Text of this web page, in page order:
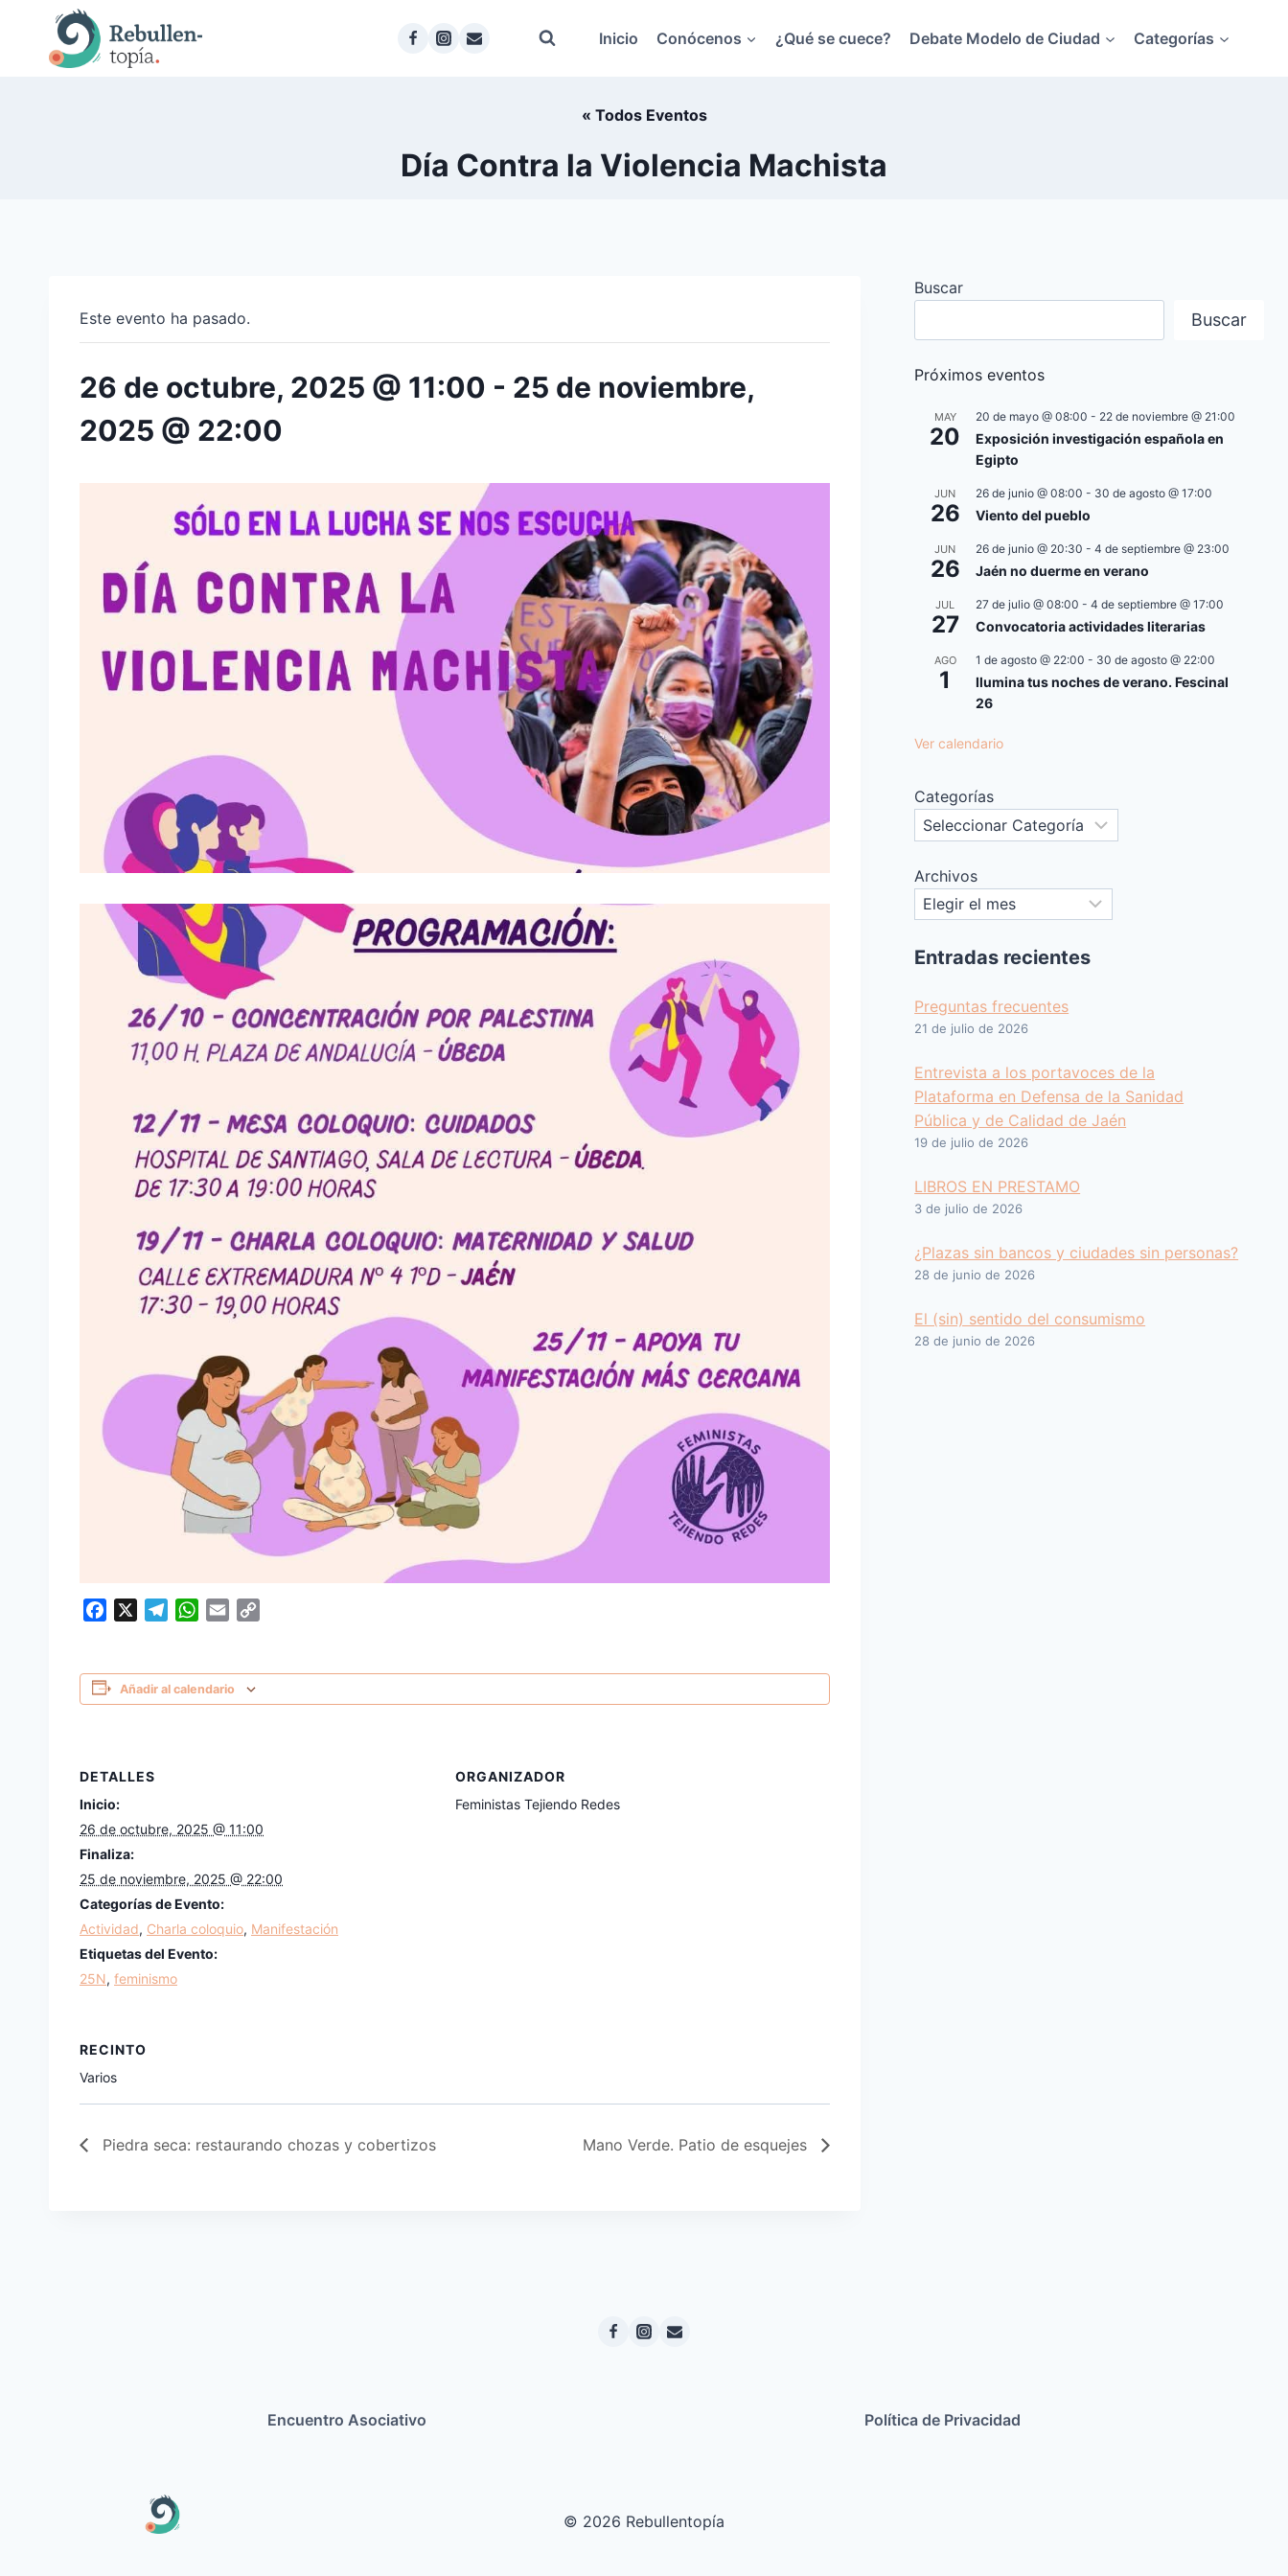
contenido
Inicio Conócenos ¿Qué se cuece? Debate Modelo de Ciudad Categorías
« Todos Eventos
Día Contra la Violencia Machista
Este evento ha pasado.
26 de octubre, 2025 @ 11:00 - 25 de noviembre,
2025 @ 22:00
Facebook TelegramWhatsApp
Email
Añadir al calendario
DETALLES
Inicio:
26 de octubre, 2025 @ 11:00
Finaliza:
25 de noviembre, 2025 @ 22:00
Categorías de Evento:
Actividad, Charla coloquio, Manifestación
Etiquetas del Evento:
25N, feminismo
ORGANIZADOR
Feministas Tejiendo Redes
RECINTO
Varios
Piedra seca: restaurando chozas y cobertizos Mano Verde. Patio de esquejes
Buscar
Buscar
Próximos eventos
MAY
20
20 de mayo @ 08:00 - 22 de noviembre @ 21:00
Exposición investigación española en
Egipto
JUN
26
26 de junio @ 08:00 - 30 de agosto @ 17:00
Viento del pueblo
JUN
26
26 de junio @ 20:30 -4 de septiembre @ 23:00
Jaén no duerme en verano
JUL
27
27 de julio @ 08:00 -4 de septiembre @ 17:00
Convocatoria actividades literarias
AGO
1
1 de agosto @ 22:00 - 30 de agosto @ 22:00
Ilumina tus noches de verano. Fescinal
26
Ver calendario
Categorías
Archivos
Entradas recientes
Preguntas frecuentes
21 de julio de 2026
Entrevista a los portavoces de la
Plataforma en Defensa de la Sanidad
Pública y de Calidad de Jaén
19 de julio de 2026
LIBROS EN PRESTAMO
3 de julio de 2026
¿Plazas sin bancos y ciudades sin personas?
28 de junio de 2026
El (sin) sentido del consumismo
28 de junio de 2026
Encuentro Asociativo Política de Privacidad
© 2026 Rebullentopía